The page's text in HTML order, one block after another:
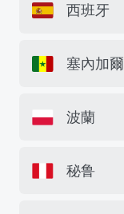
西班牙
塞內加爾
波蘭
秘鲁